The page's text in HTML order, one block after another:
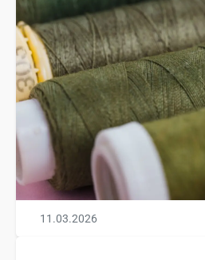
11.03.2026